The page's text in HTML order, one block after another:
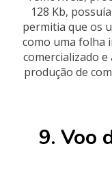
128 Kb,
permitia que os
como uma folha
comercializado
produção de
9. Voo